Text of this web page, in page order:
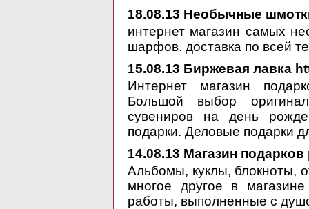
18.08.13 Необычные
интернет магазин самых
шарфов. доставка по всей
15.08.13 Биржевая лавка
Интернет магазин
Большой выбор
сувениров на день
подарки. Деловые подарки
14.08.13 Магазин
Альбомы, куклы, блокноты,
многое другое в
работы, выполненные с